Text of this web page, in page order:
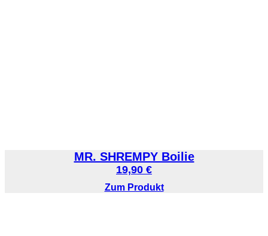
MR. SHREMPY Boilie
19,90 €
Zum Produkt